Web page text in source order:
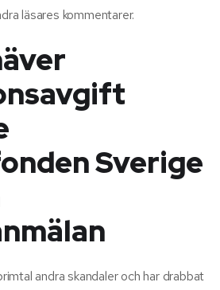
läsares kommentarer.
Sverige
andra skandaler och har drabbat